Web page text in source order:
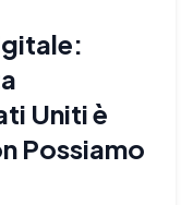
Uniti è
Possiamo